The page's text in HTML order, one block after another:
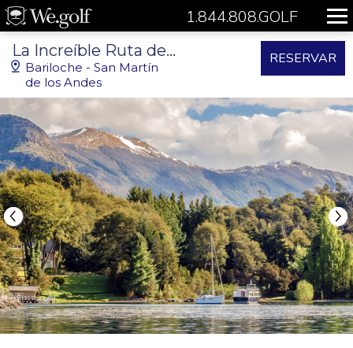
1.844.808.GOLF
La Increíble Ruta de los Siete Lagos
Bariloche - San Martín
de los Andes
RESERVAR